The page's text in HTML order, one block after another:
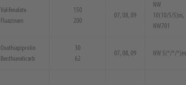
Valifenalate
Fluazinam
150
200
07, 08, 09
NW
10(10/5/5)m,
NW701
Oxathiapiprolin
Benthiavalicarb
30
62
07, 08, 09 NW 5(*/*/*)m